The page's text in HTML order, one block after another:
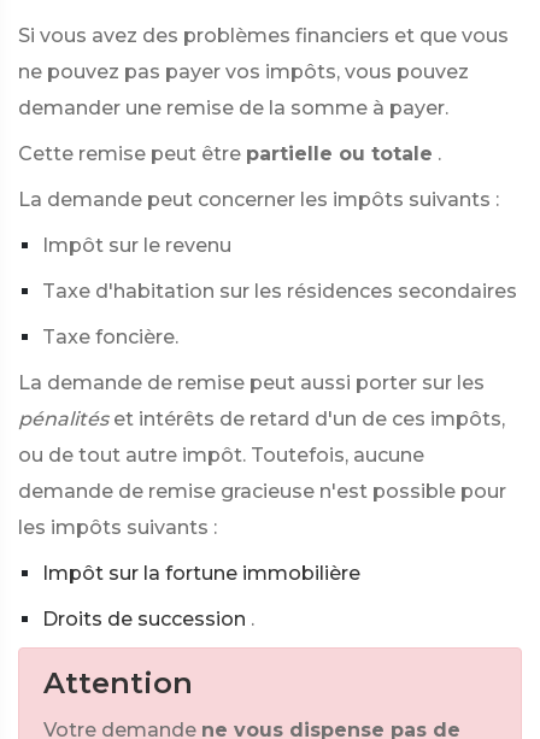
Si vous avez des problèmes financiers et que vous
ne pouvez pas payer vos impôts, vous pouvez
demander une remise de la somme à payer.
Cette remise peut être partielle ou totale .
La demande peut concerner les impôts suivants :
Impôt sur le revenu
Taxe d'habitation sur les résidences secondaires
Taxe foncière.
La demande de remise peut aussi porter sur les
pénalités et intérêts de retard d'un de ces impôts,
ou de tout autre impôt. Toutefois, aucune
demande de remise gracieuse n'est possible pour
les impôts suivants :
Impôt sur la fortune immobilière
Droits de succession .
Attention
Votre demande ne vous dispense pas de